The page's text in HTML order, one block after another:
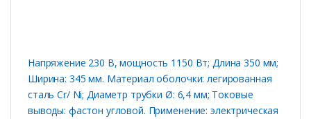
Напряжение 230 В, мощность 1150 Вт; Длина 350 мм;
Ширина: 345 мм. Материал оболочки: легированная
сталь Cr/ Ni; Диаметр трубки Ø: 6,4 мм; Токовые
выводы: фастон угловой. Применение: электрическая